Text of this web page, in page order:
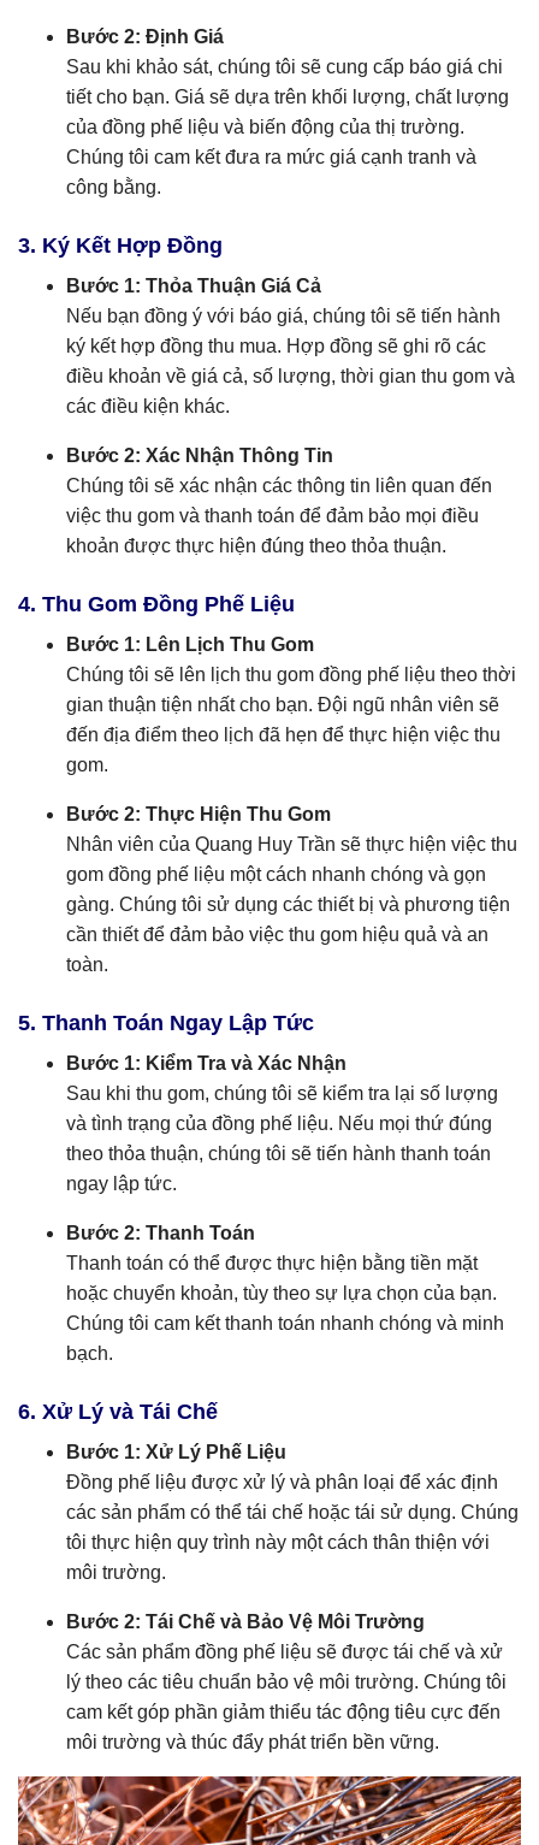
Bước 2: Định Giá
Sau khi khảo sát, chúng tôi sẽ cung cấp báo giá chi
tiết cho bạn. Giá sẽ dựa trên khối lượng, chất lượng
của đồng phế liệu và biến động của thị trường.
Chúng tôi cam kết đưa ra mức giá cạnh tranh và
công bằng.
3. Ký Kết Hợp Đồng
Bước 1: Thỏa Thuận Giá Cả
Nếu bạn đồng ý với báo giá, chúng tôi sẽ tiến hành
ký kết hợp đồng thu mua. Hợp đồng sẽ ghi rõ các
điều khoản về giá cả, số lượng, thời gian thu gom và
các điều kiện khác.
Bước 2: Xác Nhận Thông Tin
Chúng tôi sẽ xác nhận các thông tin liên quan đến
việc thu gom và thanh toán để đảm bảo mọi điều
khoản được thực hiện đúng theo thỏa thuận.
4. Thu Gom Đồng Phế Liệu
Bước 1: Lên Lịch Thu Gom
Chúng tôi sẽ lên lịch thu gom đồng phế liệu theo thời
gian thuận tiện nhất cho bạn. Đội ngũ nhân viên sẽ
đến địa điểm theo lịch đã hẹn để thực hiện việc thu
gom.
Bước 2: Thực Hiện Thu Gom
Nhân viên của Quang Huy Trần sẽ thực hiện việc thu
gom đồng phế liệu một cách nhanh chóng và gọn
gàng. Chúng tôi sử dụng các thiết bị và phương tiện
cần thiết để đảm bảo việc thu gom hiệu quả và an
toàn.
5. Thanh Toán Ngay Lập Tức
Bước 1: Kiểm Tra và Xác Nhận
Sau khi thu gom, chúng tôi sẽ kiểm tra lại số lượng
và tình trạng của đồng phế liệu. Nếu mọi thứ đúng
theo thỏa thuận, chúng tôi sẽ tiến hành thanh toán
ngay lập tức.
Bước 2: Thanh Toán
Thanh toán có thể được thực hiện bằng tiền mặt
hoặc chuyển khoản, tùy theo sự lựa chọn của bạn.
Chúng tôi cam kết thanh toán nhanh chóng và minh
bạch.
6. Xử Lý và Tái Chế
Bước 1: Xử Lý Phế Liệu
Đồng phế liệu được xử lý và phân loại để xác định
các sản phẩm có thể tái chế hoặc tái sử dụng. Chúng
tôi thực hiện quy trình này một cách thân thiện với
môi trường.
Bước 2: Tái Chế và Bảo Vệ Môi Trường
Các sản phẩm đồng phế liệu sẽ được tái chế và xử
lý theo các tiêu chuẩn bảo vệ môi trường. Chúng tôi
cam kết góp phần giảm thiểu tác động tiêu cực đến
môi trường và thúc đẩy phát triển bền vững.